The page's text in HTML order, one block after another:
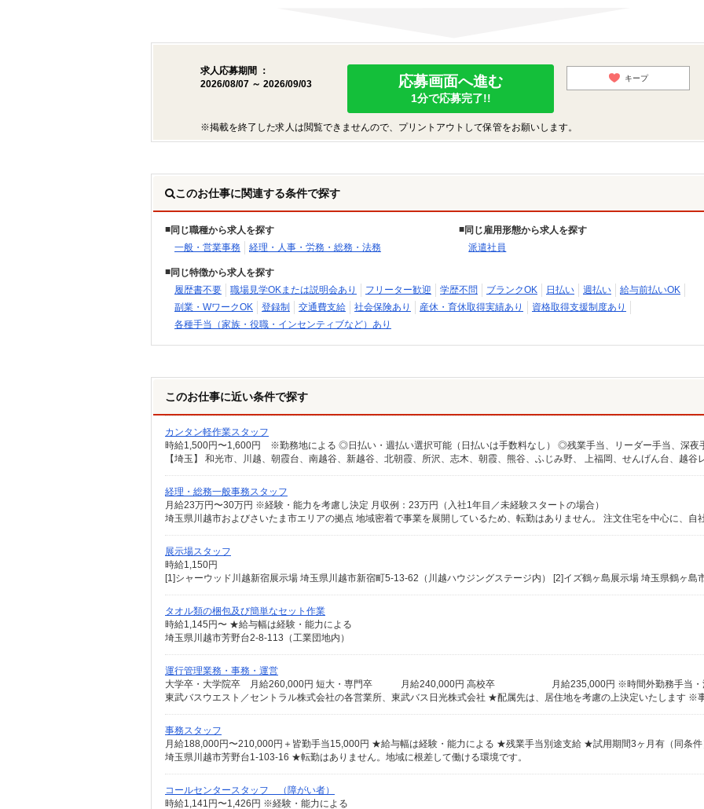
求人応募期間 ：
2026/08/07 ～ 2026/09/03
応募画面へ進む
1分で応募完了!!
キープ
※掲載を終了した求人は閲覧できませんので、プリントアウトして保管をお願いします。
このお仕事に関連する条件で探す
同じ職種から求人を探す
一般・営業事務
経理・人事・労務・総務・法務
同じ雇用形態から求人を探す
派遣社員
同じ特徴から求人を探す
履歴書不要
職場見学OKまたは説明会あり フリーター歓迎 学歴不問 ブランクOK 日払い 週払い
給与前払いOK
副業・WワークOK
登録制 交通費支給 社会保険あり 産休・育休取得実績あり
資格取得支援制度あり
各種手当（家族・役職・インセンティブなど）あり
このお仕事に近い条件で探す
カンタン軽作業スタッフ
経理・総務一般事務スタッフ
月給23万円〜30万円 ※経験・能力を考慮し決定 月収例：23万円（入社1年目／未経験スタートの場合）
展示場スタッフ
時給1,150円
タオル類の梱包及び簡単なセット作業
時給1,145円〜 ★給与幅は経験・能力による
埼玉県川越市芳野台2-8-113（工業団地内）
運行管理業務・事務・運営
事務スタッフ
埼玉県川越市芳野台1-103-16 ★転勤はありません。地域に根差して働ける環境です。
コールセンタースタッフ （障がい者）
時給1,141円〜1,426円 ※経験・能力による